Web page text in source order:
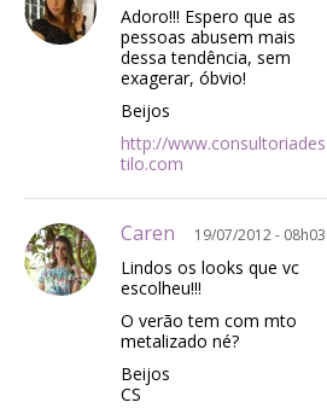
Adoro!!! Espero que as
pessoas abusem mais
dessa tendência, sem
exagerar, óbvio!
Beijos
http://www.consultoriades
tilo.com
Caren 19/07/2012 - 08h03
Lindos os looks que vc
escolheu!!!
O verão tem com mto
metalizado né?
Beijos
CS